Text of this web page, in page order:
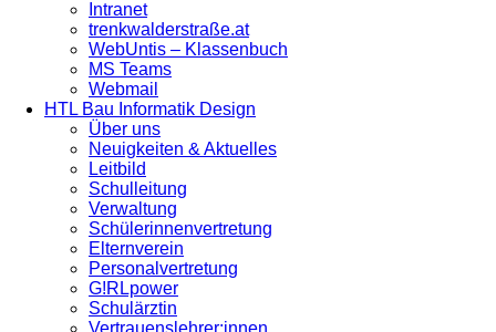
Intranet
trenkwalderstraße.at
WebUntis – Klassenbuch
MS Teams
Webmail
HTL Bau Informatik Design
Über uns
Neuigkeiten & Aktuelles
Leitbild
Schulleitung
Verwaltung
Schülerinnenvertretung
Elternverein
Personalvertretung
G!RLpower
Schulärztin
Vertrauenslehrer:innen